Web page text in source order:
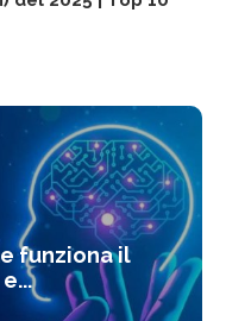
funziona il